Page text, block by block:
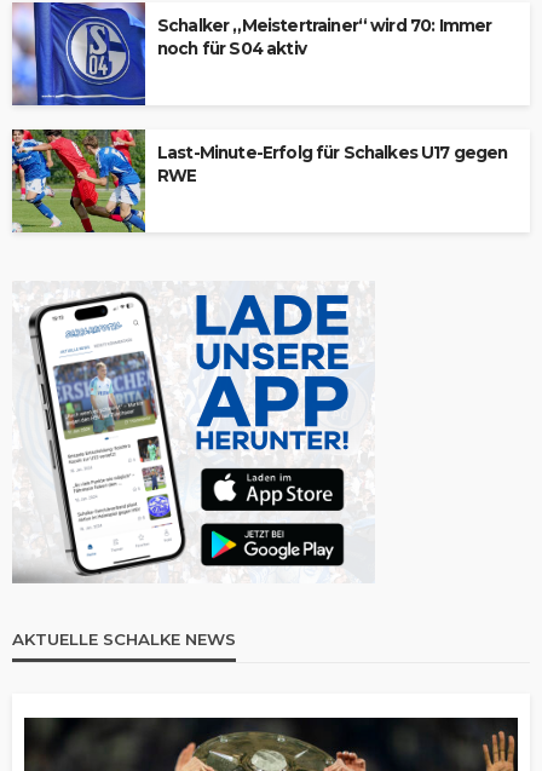
Schalker „Meistertrainer“ wird 70: Immer
noch für S04 aktiv
Last-Minute-Erfolg für Schalkes U17 gegen
RWE
AKTUELLE SCHALKE NEWS